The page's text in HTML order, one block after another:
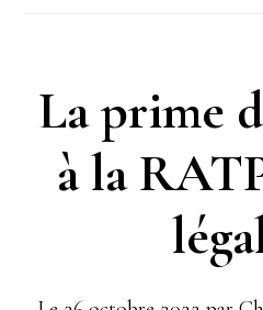
port
du
voile
travail
La prime
à la